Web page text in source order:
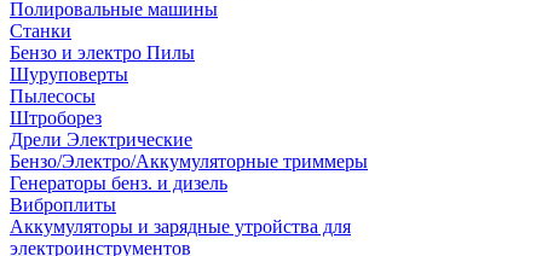
Полировальные машины
Станки
Бензо и электро Пилы
Шуруповерты
Пылесосы
Штроборез
Дрели Электрические
Бензо/Электро/Аккумуляторные триммеры
Генераторы бенз. и дизель
Виброплиты
Аккумуляторы и зарядные утройства для
электроинструментов